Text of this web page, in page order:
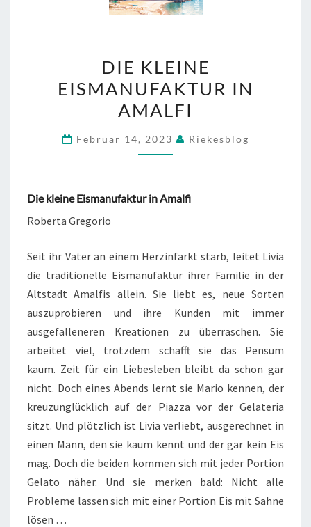
KLEINE
EISMANUFAKTUR
IN
DIE KLEINE
EISMANUFAKTUR IN
AMALFI
Februar 14, 2023 Riekesblog
Die kleine Eismanufaktur in Amalfi
Roberta Gregorio
Seit ihr Vater an einem Herzinfarkt starb, leitet Livia
die traditionelle Eismanufaktur ihrer Familie in der
Altstadt Amalfis allein. Sie liebt es, neue Sorten
auszuprobieren und ihre Kunden mit immer
ausgefalleneren Kreationen zu überraschen. Sie
arbeitet viel, trotzdem schafft sie das Pensum
kaum. Zeit für ein Liebesleben bleibt da schon gar
nicht. Doch eines Abends lernt sie Mario kennen, der
kreuzunglücklich auf der Piazza vor der Gelateria
sitzt. Und plötzlich ist Livia verliebt, ausgerechnet in
einen Mann, den sie kaum kennt und der gar kein Eis
mag. Doch die beiden kommen sich mit jeder Portion
Gelato näher. Und sie merken bald: Nicht alle
Probleme lassen sich mit einer Portion Eis mit Sahne
lösen …